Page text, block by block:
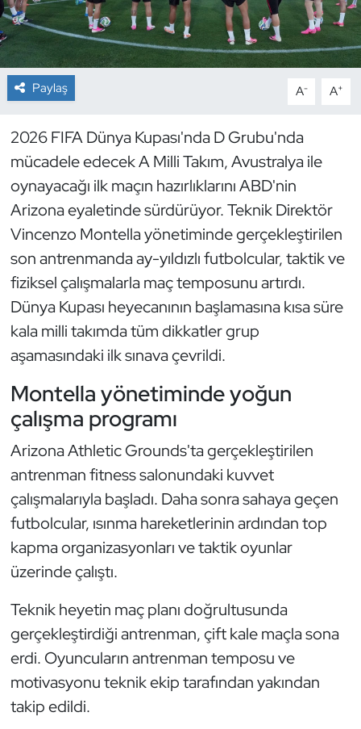
Paylaş A- A+
2026 FIFA Dünya Kupası'nda D Grubu'nda
mücadele edecek A Milli Takım, Avustralya ile
oynayacağı ilk maçın hazırlıklarını ABD'nin
Arizona eyaletinde sürdürüyor. Teknik Direktör
Vincenzo Montella yönetiminde gerçekleştirilen
son antrenmanda ay-yıldızlı futbolcular, taktik ve
fiziksel çalışmalarla maç temposunu artırdı.
Dünya Kupası heyecanının başlamasına kısa süre
kala milli takımda tüm dikkatler grup
aşamasındaki ilk sınava çevrildi.
Montella yönetiminde yoğun
çalışma programı
Arizona Athletic Grounds'ta gerçekleştirilen
antrenman fitness salonundaki kuvvet
çalışmalarıyla başladı. Daha sonra sahaya geçen
futbolcular, ısınma hareketlerinin ardından top
kapma organizasyonları ve taktik oyunlar
üzerinde çalıştı.
Teknik heyetin maç planı doğrultusunda
gerçekleştirdiği antrenman, çift kale maçla sona
erdi. Oyuncuların antrenman temposu ve
motivasyonu teknik ekip tarafından yakından
takip edildi.
Curling
Dağcılık
Dans Sporları
Dövüş Sanatı
E-Spor
Eskrim
Futbol
Futsal
Genel
Güreş
Hava Sporları
Hentbol
Judo ve Kuraş
Kano ve Rafting
Karate